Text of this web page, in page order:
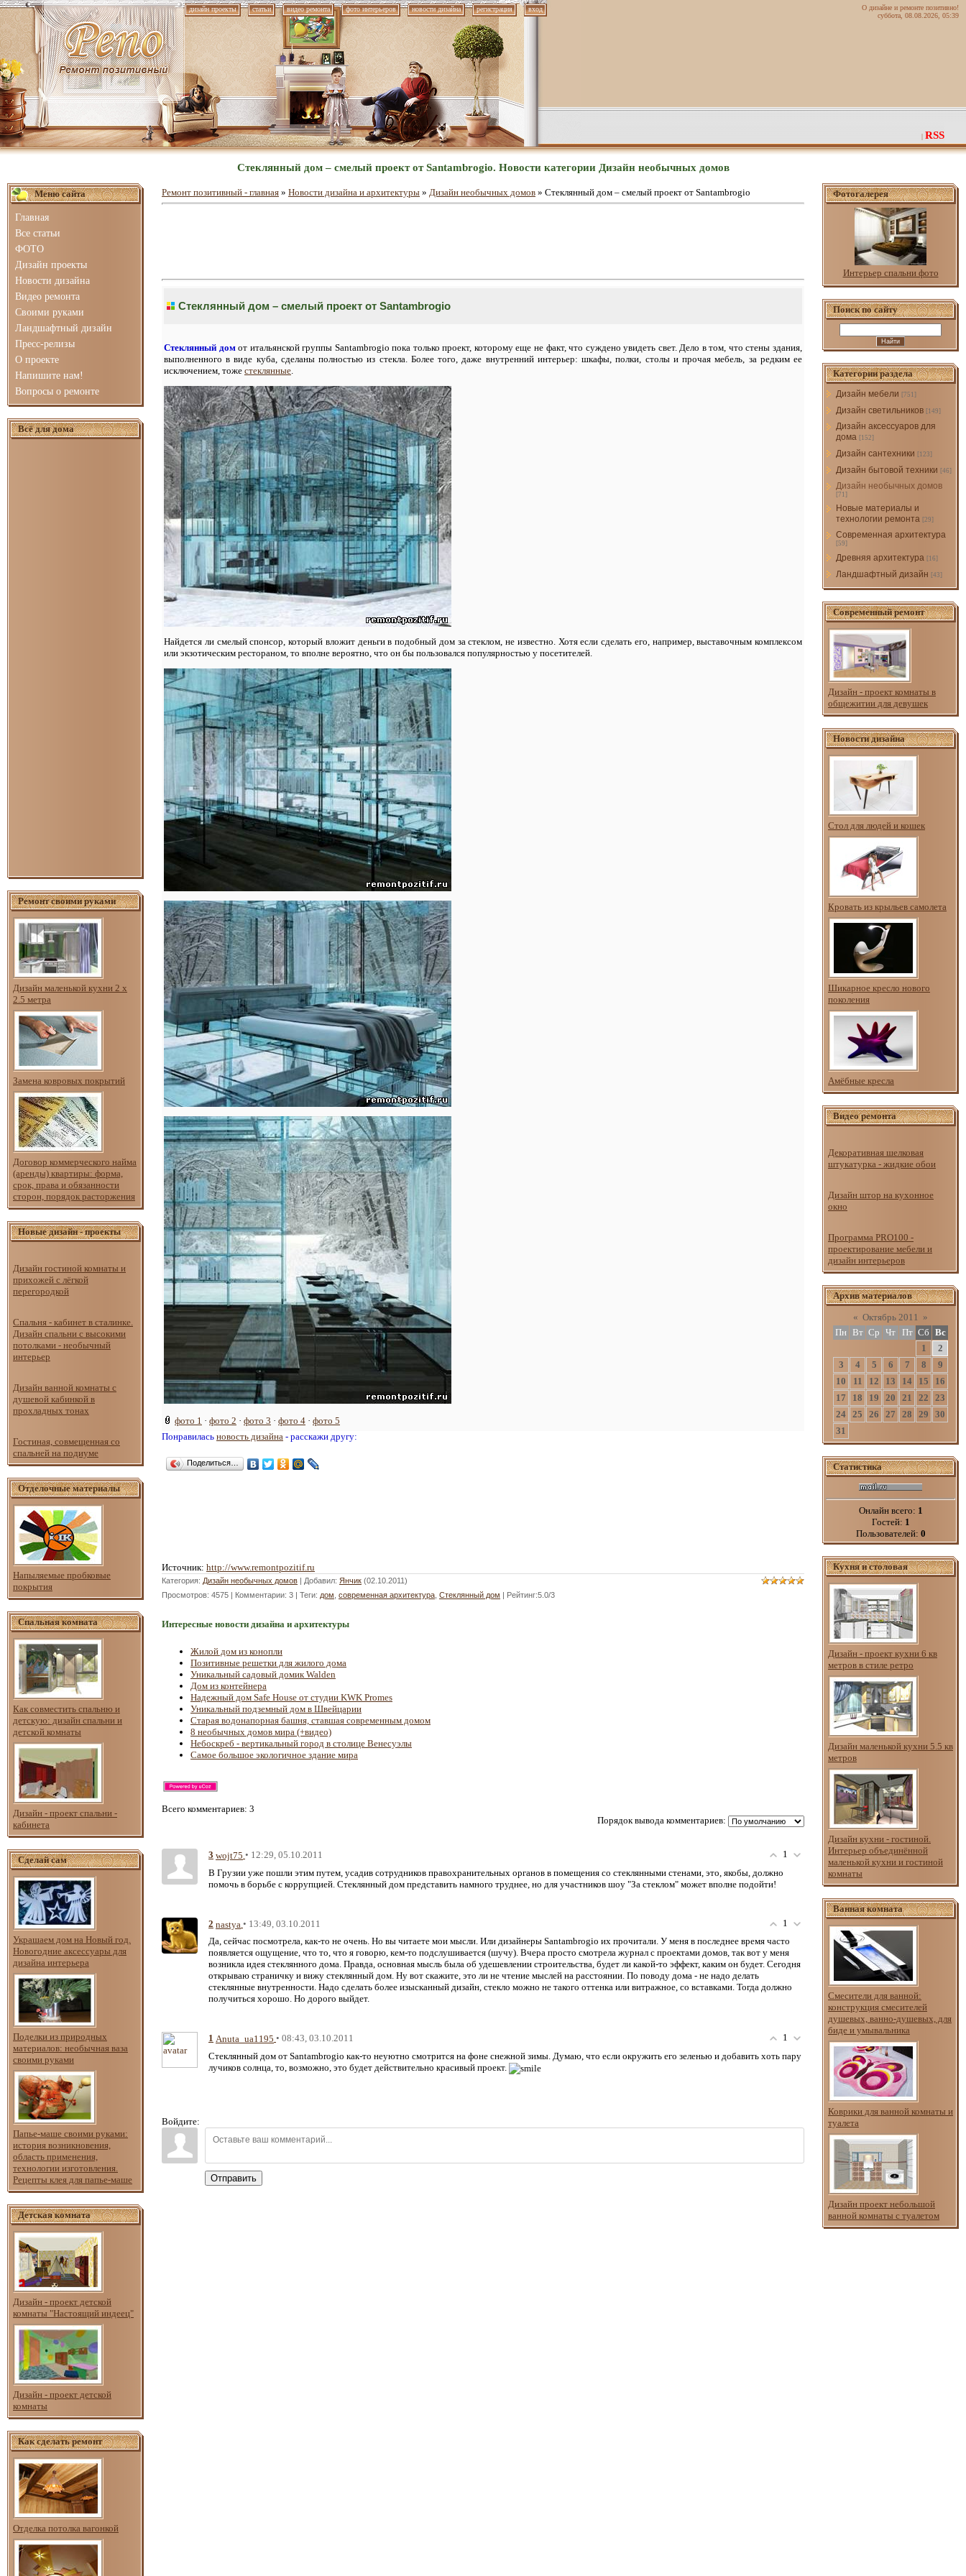
дизайн проекты статьи видео ремонта фото интерьеров новости дизайна регистрация вход
О дизайне и ремонте позитивно!
суббота, 08.08.2026, 05:39
| RSS
Стеклянный дом – смелый проект от Santambrogio. Новости категории Дизайн необычных домов
Меню сайта
Главная
Все статьи
ФОТО
Дизайн проекты
Новости дизайна
Видео ремонта
Своими руками
Ландшафтный дизайн
Пресс-релизы
О проекте
Напишите нам!
Вопросы о ремонте
Всё для дома
Ремонт своими руками
Дизайн маленькой кухни 2 х
2.5 метра
Замена ковровых покрытий
Договор коммерческого найма
(аренды) квартиры: форма,
срок, права и обязанности
сторон, порядок расторжения
Новые дизайн - проекты
Дизайн гостиной комнаты и
прихожей с лёгкой
перегородкой
Спальня - кабинет в сталинке.
Дизайн спальни с высокими
потолками - необычный
интерьер
Дизайн ванной комнаты с
душевой кабинкой в
прохладных тонах
Гостиная, совмещенная со
спальней на подиуме
Отделочные материалы
Напыляемые пробковые
покрытия
Спальная комната
Как совместить спальню и
детскую: дизайн спальни и
детской комнаты
Дизайн - проект спальни -
кабинета
Сделай сам
Украшаем дом на Новый год.
Новогодние аксессуары для
дизайна интерьера
Поделки из природных
материалов: необычная ваза
своими руками
Папье-маше своими руками:
история возникновения,
область применения,
технологии изготовления.
Рецепты клея для папье-маше
Детская комната
Дизайн - проект детской
комнаты "Настоящий индеец"
Дизайн - проект детской
комнаты
Как сделать ремонт
Отделка потолка вагонкой
Ремонт позитивный - главная » Новости дизайна и архитектуры » Дизайн необычных домов » Стеклянный дом – смелый проект от Santambrogio
Стеклянный дом – смелый проект от Santambrogio
Стеклянный домот итальянской группы Santambrogio пока только проект, которому еще не факт, что суждено увидеть свет. Дело в том, что стены здания,
выполненного в виде куба, сделаны полностью из стекла. Более того, даже внутренний интерьер: шкафы, полки, столы и прочая мебель, за редким ее
исключением, тоже стеклянные
Найдется ли смелый спонсор, который вложит деньги в подобный дом за стеклом, не известно. Хотя если сделать его, например, выставочным комплексом
или экзотическим рестораном, то вполне вероятно, что он бы пользовался популярностью у посетителей.
фото 1 · фото 2 · фото 3 · фото 4 · фото 5
Понравилась новость дизайна - расскажи другу:
Поделиться…
Источник: http://www.remontpozitif.ru
Категория: Дизайн необычных домов | Добавил: Янчик (02.10.2011)
Просмотров: 4575 | Комментарии: 3 | Теги: дом современная архитектура Стеклянный дом | Рейтинг:5.0/3
Интересные новости дизайна и архитектуры
Жилой дом из конопли
Позитивные решетки для жилого дома
Уникальный садовый домик Walden
Дом из контейнера
Надежный дом Safe House от студии KWK Promes
Уникальный подземный дом в Швейцарии
Старая водонапорная башня, ставшая современным домом
8 необычных домов мира (+видео)
Небоскреб - вертикальный город в столице Венесуэлы
Самое большое экологичное здание мира
Всего комментариев: 3
Порядок вывода комментариев:
1
3 wojt75 • 12:29, 05.10.2011
В Грузии уже пошли этим путем, усадив сотрудников правохранительных органов в помещения со стеклянными стенами, это, якобы, должно
помочь в борьбе с коррупцией. Стеклянный дом представить намного труднее, но для участников шоу "За стеклом" может вполне подойти!
1
2 nastya • 13:49, 03.10.2011
Да, сейчас посмотрела, как-то не очень. Но вы читаете мои мысли. Или дизайнеры Santambrogio их прочитали. У меня в последнее время часто
появляется ощущение, что то, что я говорю, кем-то подслушивается (шучу). Вчера просто смотрела журнал с проектами домов, так вот у меня
возникла идея стеклянного дома. Правда, основная мысль была об удешевлении строительства, будет ли какой-то эффект, каким он будет. Сегодня
открываю страничку и вижу стеклянный дом. Ну вот скажите, это ли не чтение мыслей на расстоянии. По поводу дома - не надо делать
стеклянные внутренности. Надо сделать более изысканный дизайн, стекло можно не такого оттенка или витражное, со вставками. Тогда должно
получиться хорошо. Но дорого выйдет.
1
1 Anuta_ua1195 • 08:43, 03.10.2011
Стеклянный дом от Santambrogio как-то неуютно смотрится на фоне снежной зимы. Думаю, что если окружить его зеленью и добавить хоть пару
лучиков солнца, то, возможно, это будет действительно красивый проект.
Войдите:
Отправить
Фотогалерея
Интерьер спальни фото
Поиск по сайту
Категории раздела
Дизайн мебели [751]
Дизайн светильников [149]
Дизайн аксессуаров для
дома [152]
Дизайн сантехники [123]
Дизайн бытовой техники [46]
Дизайн необычных домов
[71]
Новые материалы и
технологии ремонта [29]
Современная архитектура
[59]
Древняя архитектура [16]
Ландшафтный дизайн [43]
Современный ремонт
Дизайн - проект комнаты в
общежитии для девушек
Новости дизайна
Стол для людей и кошек
Кровать из крыльев самолета
Шикарное кресло нового
поколения
Амёбные кресла
Видео ремонта
Декоративная шелковая
штукатурка - жидкие обои
Дизайн штор на кухонное
окно
Программа PRO100 -
проектирование мебели и
дизайн интерьеров
Архив материалов
« Октябрь 2011
»
Пн Вт Ср Чт Пт Сб Вс
1
2
3
4 5 6 7 8
9
10
11 12 13 14 15
16
17
18 19 20 21 22
23
24
25 26 27 28 29
30
31
Статистика
Онлайн всего: 1
Гостей: 1
Пользователей: 0
Кухня и столовая
Дизайн - проект кухни 6 кв
метров в стиле ретро
Дизайн маленькой кухни 5.5 кв
метров
Дизайн кухни - гостиной.
Интерьер объединённой
маленькой кухни и гостиной
комнаты
Ванная комната
Смесители для ванной:
конструкция смесителей
душевых, ванно-душевых, для
биде и умывальника
Коврики для ванной комнаты и
туалета
Дизайн проект небольшой
ванной комнаты с туалетом